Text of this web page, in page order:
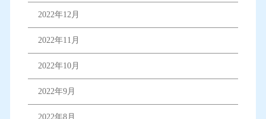
2022年12月
2022年11月
2022年10月
2022年9月
2022年8月